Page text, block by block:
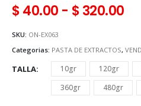
$40.00 - $320.00
SKU: ON-EX063
Categorias: PASTA DE EXTRACTOS,
TALLA 10gr 120gr
360gr
480gr